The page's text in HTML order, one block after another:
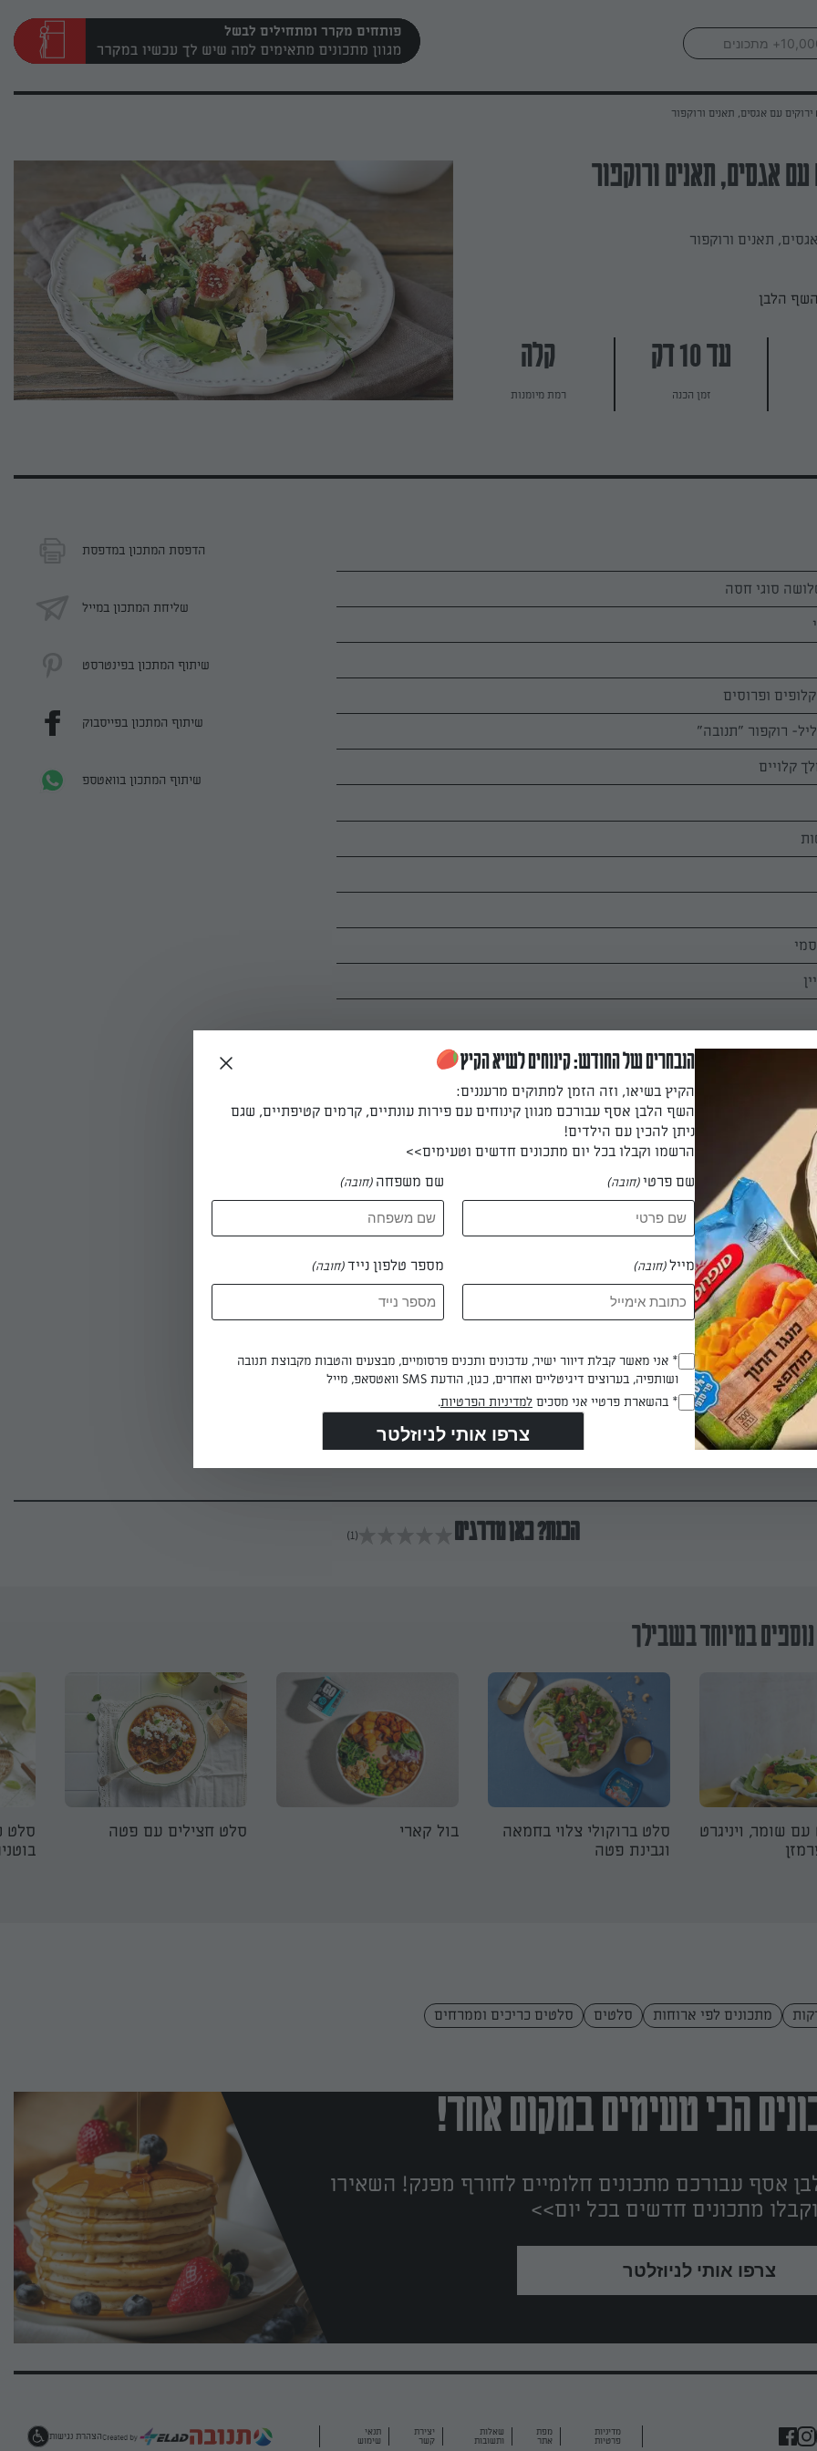
פותחים מקרר ומתחילים לבשל
עם אגסים, תאנים ורוקפור
אגסים, תאנים ורוקפור
תאנים ורוקפור
הלבן
עד 10 דק
זמן הכנה
קלה
רמת מיומנות
סוגי חסה
לפי הטעם
לפיסות קטנות, שמים בקערה יחד עם עלי הבייבי.
הרוטב בצנצנת, מנערים היטב ויוצקים על הסלט. מערבבים ומעבירים לקערת
אגסים, גבינת רוקפור ואגוזים ומגישים עם לחם טרי.
הדפסת המתכון במדפסת
שליחת המתכון במייל
שיתוף המתכון בפינטרסט
שיתוף המתכון בפייסבוק
שיתוף המתכון בוואטספ
הכנת? כאן מדרגים (1)
במיוחד בשבילך
שומר, ויניגרט
סלט ברוקולי צלוי בחמאה
וגבינת פטה
בול קארי סלט חצילים עם פטה
סלט
מתכונים לפי ארוחות סלטים סלטים כריכים וממרחים
הכי טעימים במקום אחד!
אסף עבורכם מתכונים חלומיים לחורף מפנק! השאירו
מתכונים חדשים בכל יום>>
צרפו אותי לניוזלטר
מדיניות
פרטיות
מפת
אתר
שאלות
ותשובות
יצירת
קשר
תנאי
שימוש הצהרת נגישות
הנבחרים של החודש: קינוחים לשיא הקיץ
הקיץ בשיאו, וזה הזמן למתוקים מרעננים:
השף הלבן אסף עבורכם מגוון קינוחים עם פירות עונתיים, קרמים קטיפתיים, שגם
ניתן להכין עם הילדים!
הרשמו וקבלו בכל יום מתכונים חדשים וטעימים>>
שם פרטי(חובה) שם משפחה (חובה)
מייל(חובה) מספר טלפון נייד(חובה)
Opt_In
(חובה)
* אני מאשר קבלת דיוור ישיר, עדכונים ותכנים פרסומיים, מבצעים והטבות מקבוצת תנובה
ושותפיה, בערוצים דיגיטליים ואחרים, כגון, הודעת SMS וואטסאפ, מייל
RegulationsApproved
* בהשארת פרטיי אני מסכים למדיניות הפרטיות.